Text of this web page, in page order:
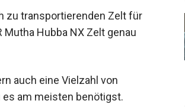
zu transportierenden Zelt für
Hubba NX Zelt genau
auch eine Vielzahl von
am meisten benötigst.